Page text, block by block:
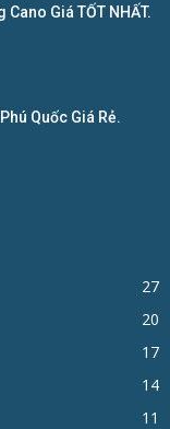
Giá TỐT NHẤT.
Quốc Giá Rẻ.
27
20
17
14
11